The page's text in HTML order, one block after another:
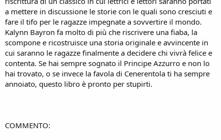
a mettere in discussione le storie con le quali sono cresciuti e
fare il tifo per le ragazze impegnate a sovvertire il mondo.
Kalynn Bayron fa molto di più che riscrivere una fiaba, la
scompone e ricostruisce una storia originale e avvincente in
cui saranno le ragazze finalmente a decidere chi vivrà felice e
contenta. Se hai sempre sognato il Principe Azzurro e non lo
hai trovato, o se invece la favola di Cenerentola ti ha sempre
annoiato, questo libro è pronto per stupirti.
COMMENTO: